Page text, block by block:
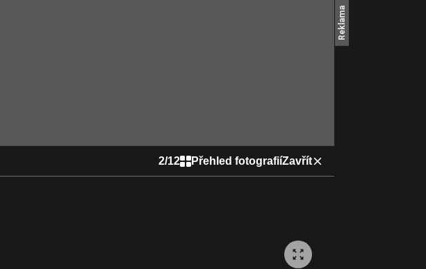
2/12 Přehled fotografiíZavřít